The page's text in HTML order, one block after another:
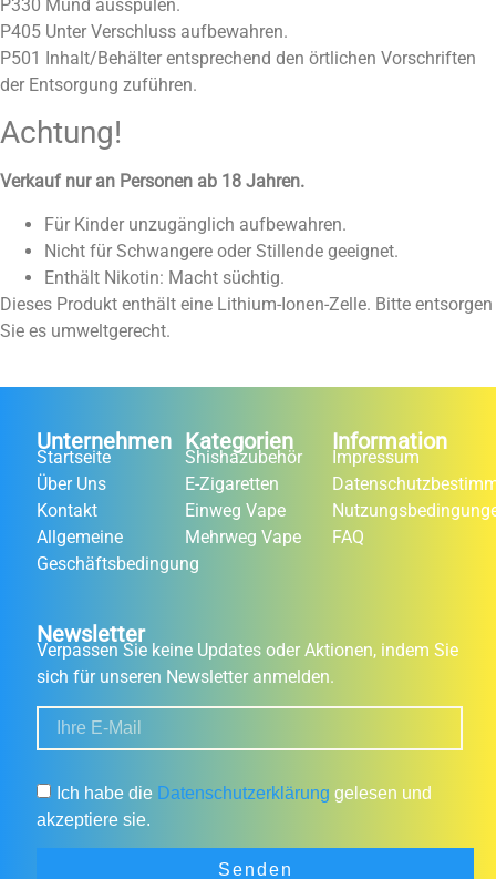
P330 Mund ausspülen.
P405 Unter Verschluss aufbewahren.
P501 Inhalt/Behälter entsprechend den örtlichen Vorschriften
der Entsorgung zuführen.
Achtung!
Verkauf nur an Personen ab 18 Jahren.
Für Kinder unzugänglich aufbewahren.
Nicht für Schwangere oder Stillende geeignet.
Enthält Nikotin: Macht süchtig.
Dieses Produkt enthält eine Lithium-Ionen-Zelle. Bitte entsorgen
Sie es umweltgerecht.
Unternehmen
Startseite
Über Uns
Kontakt
Allgemeine
Geschäftsbedingung
Kategorien
Shishazubehör
E-Zigaretten
Einweg Vape
Mehrweg Vape
Information
Impressum
FAQ
Newsletter
Verpassen Sie keine Updates oder Aktionen, indem Sie
sich für unseren Newsletter anmelden.
Ich habe die Datenschutzerklärung gelesen und
akzeptiere sie.
Senden